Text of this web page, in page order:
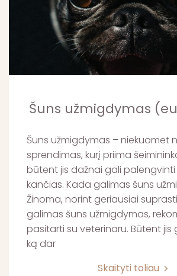
Šuns užmigdymas
Šuns užmigdymas – niekuomet
sprendimas, kurį priima
būtent jis dažnai gali
kančias. Kada galimas šuns
Žinoma, norint geriausiai
galimas šuns užmigdymas,
pasitarti su veterinaru. Būtent jis
ką dar
Skaityti toliau